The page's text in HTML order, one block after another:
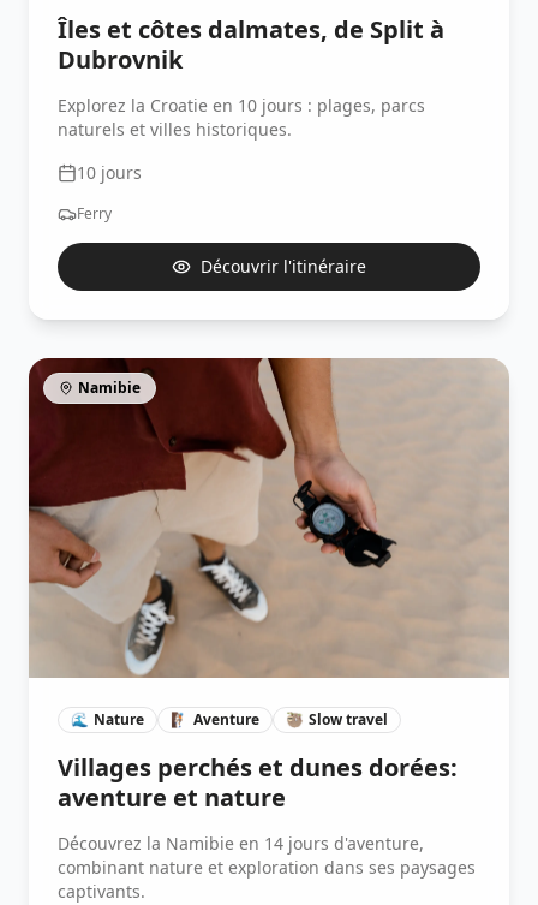
Îles et côtes dalmates, de Split à
Dubrovnik
Explorez la Croatie en 10 jours : plages, parcs
naturels et villes historiques.
10 jours
Ferry
Découvrir l'itinéraire
Namibie
🌊 Nature 🧗🏽 Aventure 🦥 Slow travel
Villages perchés et dunes dorées:
aventure et nature
Découvrez la Namibie en 14 jours d'aventure,
combinant nature et exploration dans ses paysages
captivants.